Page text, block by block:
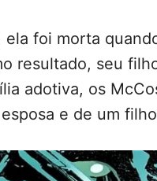
ela foi morta
resultado, seu
adotiva, os
e de um